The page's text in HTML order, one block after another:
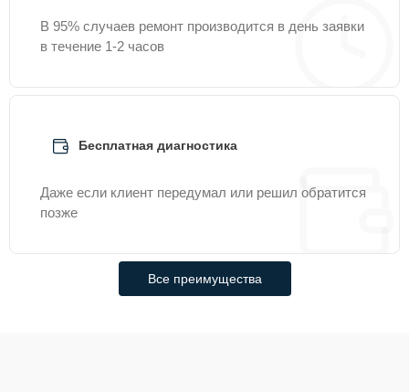
В 95% случаев ремонт производится в день заявки
в течение 1-2 часов
Бесплатная диагностика
Даже если клиент передумал или решил обратится
позже
Все преимущества